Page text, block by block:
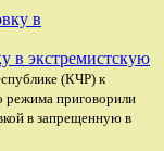
в экстремистскую
(КЧР) к
режима приговорили
в запрещенную в